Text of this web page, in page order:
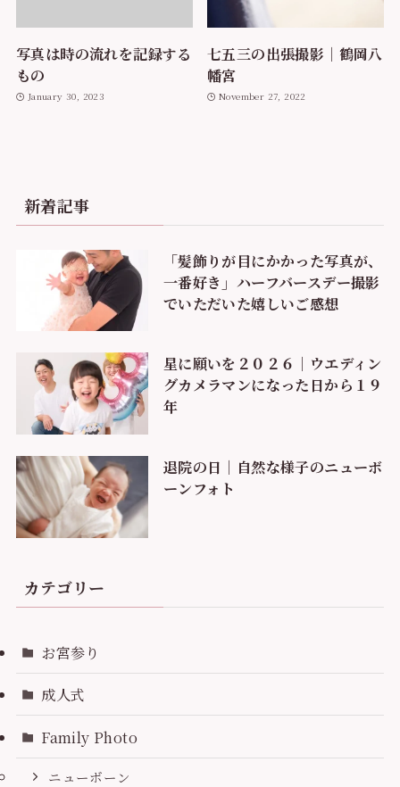
写真は時の流れを記録する
もの
January 30, 2023
七五三の出張撮影｜鶴岡八
幡宮
November 27, 2022
新着記事
「髪飾りが目にかかった写真が、
一番好き」ハーフバースデー撮影
でいただいた嬉しいご感想
星に願いを２０２６｜ウエディン
グカメラマンになった日から１９
年
退院の日｜自然な様子のニューボ
ーンフォト
カテゴリー
お宮参り
成人式
Family Photo
ニューボーン